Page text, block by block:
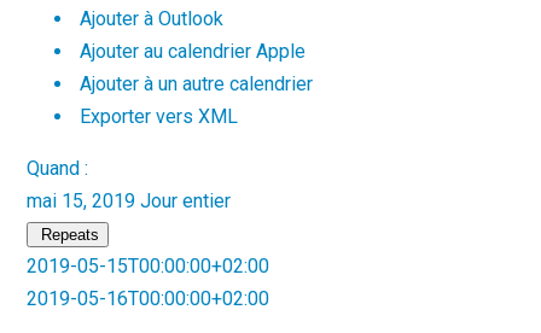
Ajouter à Outlook
Ajouter au calendrier Apple
Ajouter à un autre calendrier
Exporter vers XML
Quand :
mai 15, 2019Jour entier
Repeats
2019-05-15T00:00:00+02:00
2019-05-16T00:00:00+02:00